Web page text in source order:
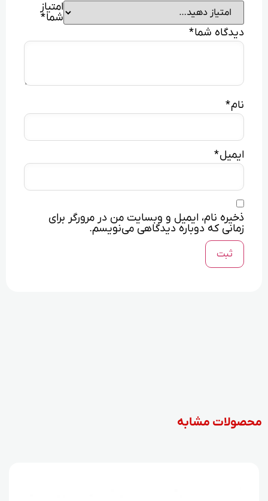
امتیاز
شما*
دیدگاه شما*
نام*
ایمیل*
ذخیره نام، ایمیل و وبسایت من در مرورگر برای
زمانی که دوباره دیدگاهی می‌نویسم.
محصولات مشابه